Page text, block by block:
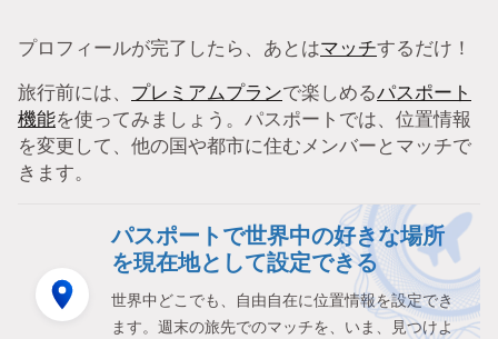
プロフィールが完了したら、あとはマッチするだけ！
旅行前には、 プレミアムプランで楽しめるパスポート
機能を使ってみましょう。パスポートでは、位置情報
を変更して、他の国や都市に住むメンバーとマッチで
きます。
パスポートで世界中の好きな場所
を現在地として設定できる
世界中どこでも、自由自在に位置情報を設定でき
ます。週末の旅先でのマッチを、いま、見つけよ